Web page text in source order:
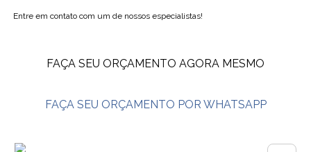
Entre em contato com um de nossos especialistas!
FAÇA SEU ORÇAMENTO AGORA MESMO
FAÇA SEU ORÇAMENTO POR WHATSAPP